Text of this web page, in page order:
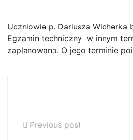
Uczniowie p. Dariusza Wicherka
Egzamin techniczny w innym
zaplanowano. O jego terminie
Previous post